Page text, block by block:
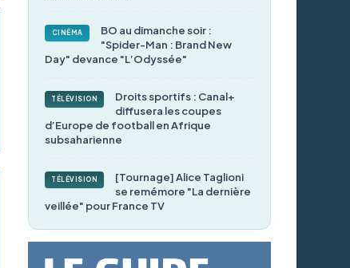
CINÉMA
BO au dimanche soir :
"Spider-Man : Brand New
Day" devance "L’Odyssée"
TÉLÉVISION
Droits sportifs : Canal+
diffusera les coupes
d’Europe de football en Afrique
subsaharienne
TÉLÉVISION
[Tournage] Alice Taglioni
se remémore "La dernière
veillée" pour France TV